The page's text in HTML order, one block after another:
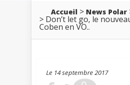
Accueil > News Polar
> Don’t let go, le
Coben en VO..
Le 14 septembre 2017